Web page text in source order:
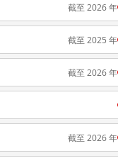
截至 2026 年
截至 2025 年
截至 2026 年
截至 2026 年